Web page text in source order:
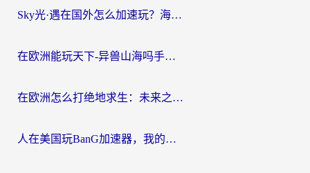
Sky光·遇在国外怎么加速玩？海外党亲测有效的国服游戏加速指南
在欧洲能玩天下-异兽山海吗手游？海外玩家的加速器生存指南
在欧洲怎么打绝地求生：未来之役不卡？留学生亲测的加速器避坑指南
人在美国玩BanG加速器，我的延迟终于绿了